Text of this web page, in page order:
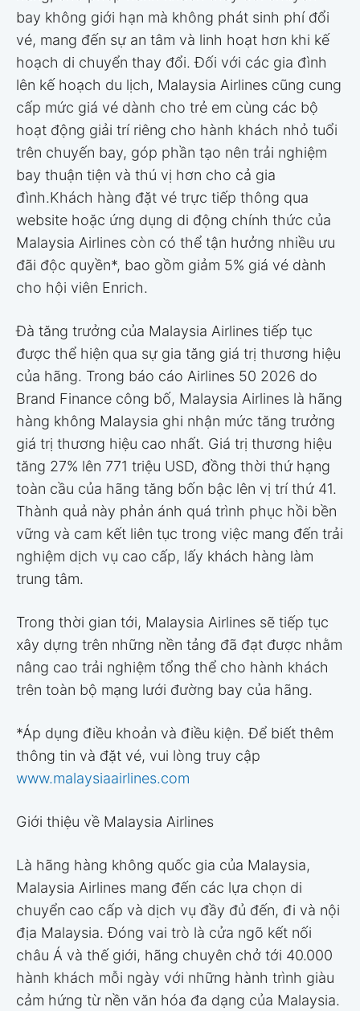
bay không giới hạn mà không phát sinh phí đổi
vé, mang đến sự an tâm và linh hoạt hơn khi kế
hoạch di chuyển thay đổi. Đối với các gia đình
lên kế hoạch du lịch, Malaysia Airlines cũng cung
cấp mức giá vé dành cho trẻ em cùng các bộ
hoạt động giải trí riêng cho hành khách nhỏ tuổi
trên chuyến bay, góp phần tạo nên trải nghiệm
bay thuận tiện và thú vị hơn cho cả gia
đình.Khách hàng đặt vé trực tiếp thông qua
website hoặc ứng dụng di động chính thức của
Malaysia Airlines còn có thể tận hưởng nhiều ưu
đãi độc quyền*, bao gồm giảm 5% giá vé dành
cho hội viên Enrich.
Đà tăng trưởng của Malaysia Airlines tiếp tục
được thể hiện qua sự gia tăng giá trị thương hiệu
của hãng. Trong báo cáo Airlines 50 2026 do
Brand Finance công bố, Malaysia Airlines là hãng
hàng không Malaysia ghi nhận mức tăng trưởng
giá trị thương hiệu cao nhất. Giá trị thương hiệu
tăng 27% lên 771 triệu USD, đồng thời thứ hạng
toàn cầu của hãng tăng bốn bậc lên vị trí thứ 41.
Thành quả này phản ánh quá trình phục hồi bền
vững và cam kết liên tục trong việc mang đến trải
nghiệm dịch vụ cao cấp, lấy khách hàng làm
trung tâm.
Trong thời gian tới, Malaysia Airlines sẽ tiếp tục
xây dựng trên những nền tảng đã đạt được nhằm
nâng cao trải nghiệm tổng thể cho hành khách
trên toàn bộ mạng lưới đường bay của hãng.
*Áp dụng điều khoản và điều kiện. Để biết thêm
thông tin và đặt vé, vui lòng truy cập
www.malaysiaairlines.com
Giới thiệu về Malaysia Airlines
Là hãng hàng không quốc gia của Malaysia,
Malaysia Airlines mang đến các lựa chọn di
chuyển cao cấp và dịch vụ đầy đủ đến, đi và nội
địa Malaysia. Đóng vai trò là cửa ngõ kết nối
châu Á và thế giới, hãng chuyên chở tới 40.000
hành khách mỗi ngày với những hành trình giàu
cảm hứng từ nền văn hóa đa dạng của Malaysia.